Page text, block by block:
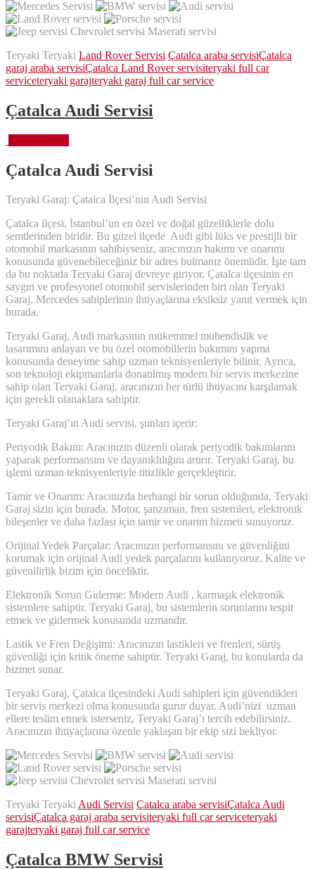
Teryaki Teryaki Land Rover Servisi Çatalca araba servisiÇatalca
garaj araba servisiÇatalca Land Rover servisiteryaki full car
serviceteryaki garajteryaki garaj full car service
Çatalca Audi Servisi
Çatalca Audi Servisi
Teryaki Garaj: Çatalca İlçesi’nin Audi Servisi
Çatalca ilçesi, İstanbul’un en özel ve doğal güzelliklerle dolu
semtlerinden biridir. Bu güzel ilçede Audi gibi lüks ve prestijli bir
otomobil markasının sahibiyseniz, aracınızın bakımı ve onarımı
konusunda güvenebileceğiniz bir adres bulmanız önemlidir. İşte tam
da bu noktada Teryaki Garaj devreye giriyor. Çatalca ilçesinin en
saygın ve profesyonel otomobil servislerinden biri olan Teryaki
Garaj, Mercedes sahiplerinin ihtiyaçlarına eksiksiz yanıt vermek için
burada.
Teryaki Garaj, Audi markasının mükemmel mühendislik ve
tasarımını anlayan ve bu özel otomobillerin bakımını yapma
konusunda deneyime sahip uzman teknisyenleriyle bilinir. Ayrıca,
son teknoloji ekipmanlarla donatılmış modern bir servis merkezine
sahip olan Teryaki Garaj, aracınızın her türlü ihtiyacını karşılamak
için gerekli olanaklara sahiptir.
Teryaki Garaj’ın Audi servisi, şunları içerir:
Periyodik Bakım: Aracınızın düzenli olarak periyodik bakımlarını
yaparak performansını ve dayanıklılığını artırır. Teryaki Garaj, bu
işlemi uzman teknisyenleriyle titizlikle gerçekleştirir.
Tamir ve Onarım: Aracınızda herhangi bir sorun olduğunda, Teryaki
Garaj sizin için burada. Motor, şanzıman, fren sistemleri, elektronik
bileşenler ve daha fazlası için tamir ve onarım hizmeti sunuyoruz.
Orijinal Yedek Parçalar: Aracınızın performansını ve güvenliğini
korumak için orijinal Audi yedek parçalarını kullanıyoruz. Kalite ve
güvenilirlik bizim için önceliktir.
Elektronik Sorun Giderme: Modern Audi , karmaşık elektronik
sistemlere sahiptir. Teryaki Garaj, bu sistemlerin sorunlarını tespit
etmek ve gidermek konusunda uzmandır.
Lastik ve Fren Değişimi: Aracınızın lastikleri ve frenleri, sürüş
güvenliği için kritik öneme sahiptir. Teryaki Garaj, bu konularda da
hizmet sunar.
Teryaki Garaj, Çatalca ilçesindeki Audi sahipleri için güvendikleri
bir servis merkezi olma konusunda gurur duyar. Audi’nizi uzman
ellere teslim etmek isterseniz, Teryaki Garaj’ı tercih edebilirsiniz.
Aracınızın ihtiyaçlarına özenle yaklaşan bir ekip sizi bekliyor.
Teryaki TeryakiAudi Servisi Çatalca araba servisiÇatalca Audi
servisiÇatalca garaj araba servisiteryaki full car serviceteryaki
garajteryaki garaj full car service
Çatalca BMW Servisi